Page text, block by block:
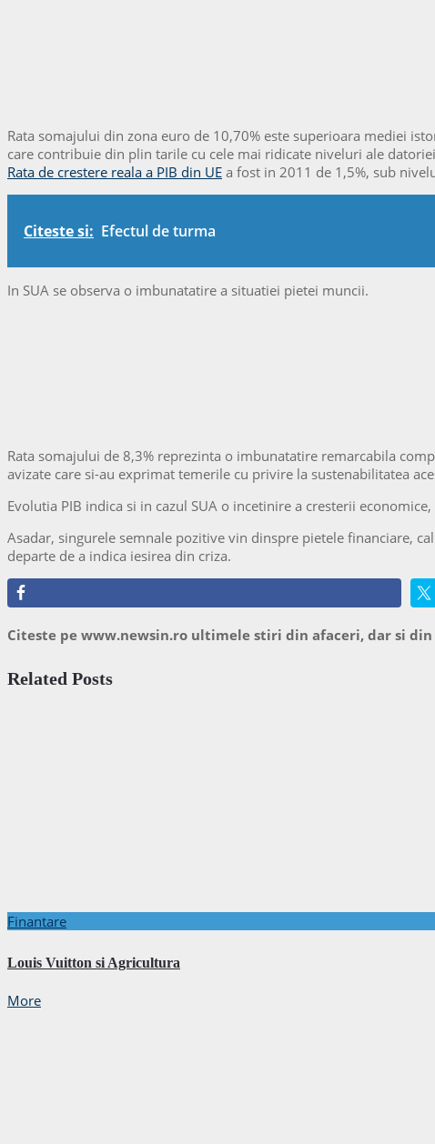
Rata somajului din zona euro de 10,70% este superioara mediei
care contribuie din plin tarile cu cele mai ridicate niveluri ale
Rata de crestere reala a PIB din UE a fost in 2011 de 1,5%, sub
Citeste si: Efectul de turma
In SUA se observa o imbunatatire a situatiei pietei muncii.
Rata somajului de 8,3% reprezinta o imbunatatire remarcabila
avizate care si-au exprimat temerile cu privire la sustenabilitatea
Evolutia PIB indica si in cazul SUA o incetinire a cresterii
Asadar, singurele semnale pozitive vin dinspre pietele financiare,
departe de a indica iesirea din criza.
Citeste pe www.newsin.ro ultimele stiri din afaceri, dar si
Related Posts
Finantare
Louis Vuitton si Agricultura
More